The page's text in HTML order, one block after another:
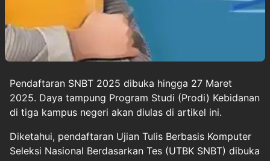
Pendaftaran SNBT 2025 dibuka hingga 27 Maret
2025. Daya tampung Program Studi (Prodi) Kebidanan
di tiga kampus negeri akan diulas di artikel ini.
Diketahui, pendaftaran Ujian Tulis Berbasis Komputer
Seleksi Nasional Berdasarkan Tes (UTBK SNBT) dibuka